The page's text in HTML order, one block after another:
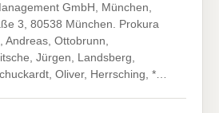
GmbH, München,
3, 80538 München. Prokura
Andreas, Ottobrunn,
Jürgen, Landsberg,
Oliver, Herrsching, *…